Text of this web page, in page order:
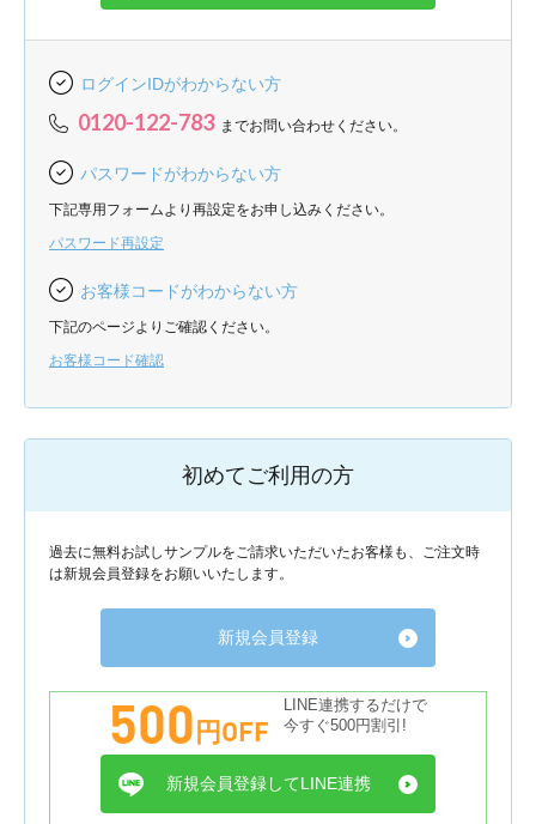
ログインIDがわからない方
0120-122-783 までお問い合わせください。
パスワードがわからない方
下記専用フォームより再設定をお申し込みください。
パスワード再設定
お客様コードがわからない方
下記のページよりご確認ください。
お客様コード確認
初めてご利用の方
過去に無料お試しサンプルをご請求いただいたお客様も、ご注文時
は新規会員登録をお願いいたします。
新規会員登録
500円OFF
LINE連携するだけで
今すぐ500円割引!
新規会員登録してLINE連携